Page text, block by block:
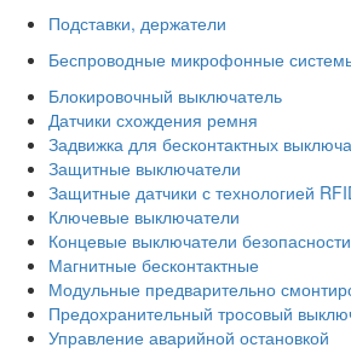
Подставки, держатели
Беспроводные микрофонные
Блокировочный выключатель
Датчики схождения ремня
Задвижка для бесконтактных
Защитные выключатели
Защитные датчики с технологией
Ключевые выключатели
Концевые выключатели безопасности
Магнитные бесконтактные
Модульные предварительно
Предохранительный тросовый
Управление аварийной остановкой